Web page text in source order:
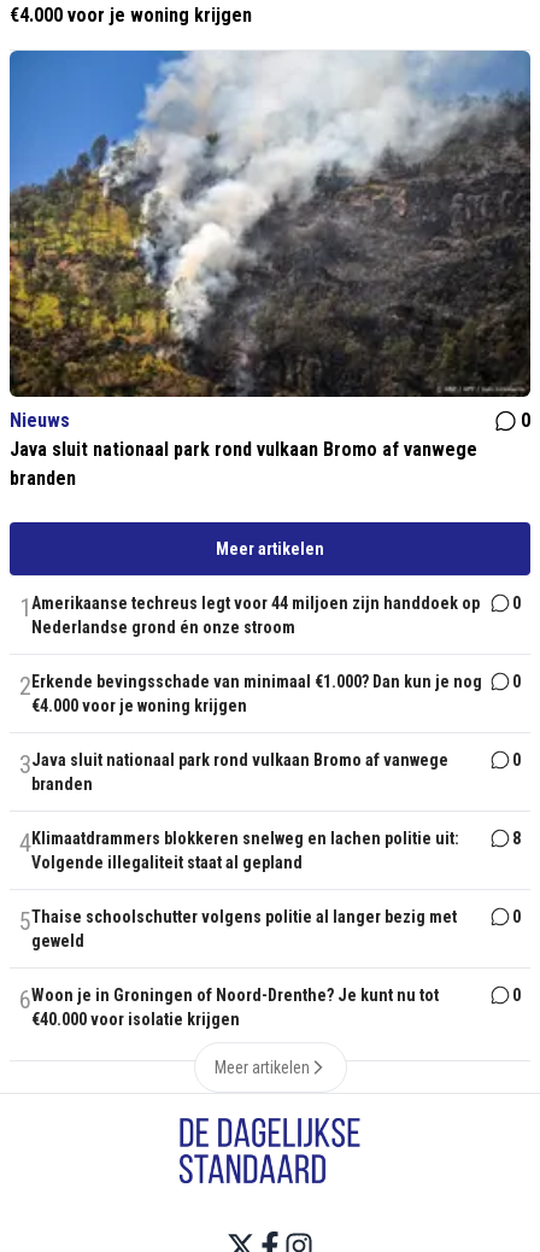
€4.000 voor je woning krijgen
Nieuws
0
Java sluit nationaal park rond vulkaan Bromo af vanwege
branden
Meer artikelen
1Amerikaanse techreus legt voor 44 miljoen zijn handdoek op
Nederlandse grond én onze stroom
0
2 Erkende bevingsschade van minimaal €1.000? Dan kun je nog
€4.000 voor je woning krijgen
0
3Java sluit nationaal park rond vulkaan Bromo af vanwege
branden
0
4Klimaatdrammers blokkeren snelweg en lachen politie uit:
Volgende illegaliteit staat al gepland
8
5Thaise schoolschutter volgens politie al langer bezig met
geweld
0
6Woon je in Groningen of Noord-Drenthe? Je kunt nu tot
€40.000 voor isolatie krijgen
0
Meer artikelen